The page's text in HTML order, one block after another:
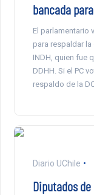
bancada
El parlamentario
para respaldar
INDH, quien fue
DDHH. Si el PC
respaldo de la
Diario UChile
Diputados